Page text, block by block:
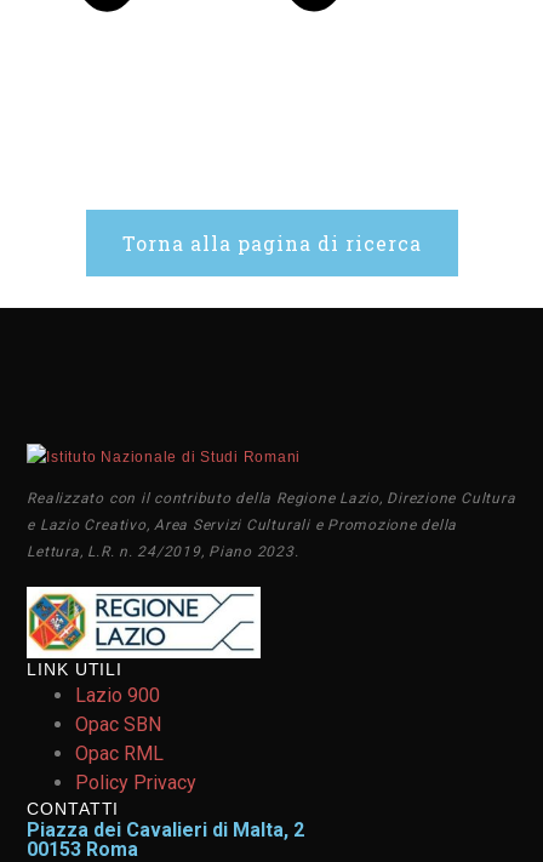
Torna alla pagina di ricerca
Realizzato con il contributo della Regione Lazio, Direzione Cultura
e Lazio Creativo, Area Servizi Culturali e Promozione della
Lettura, L.R. n. 24/2019, Piano 2023.
LINK UTILI
Lazio 900
Opac SBN
Opac RML
Policy Privacy
CONTATTI
Piazza dei Cavalieri di Malta, 2
00153 Roma